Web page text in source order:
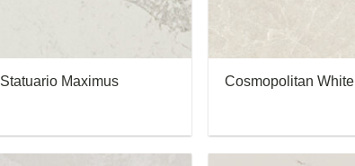
Statuario Maximus Cosmopolitan White